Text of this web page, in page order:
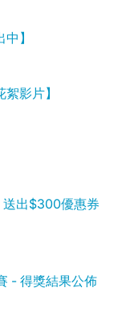
】
影片】
出$300優惠券
- 得獎結果公佈